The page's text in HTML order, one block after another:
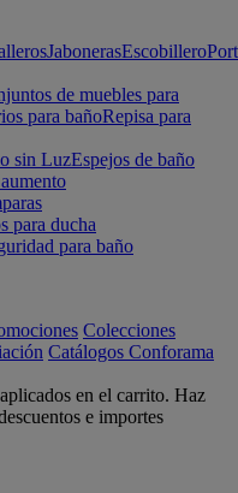
JabonerasEscobillero
de muebles para
para bañoRepisa para
sin LuzEspejos de baño
para ducha
para baño
Colecciones
Catálogos Conforama
en el carrito. Haz
e importes